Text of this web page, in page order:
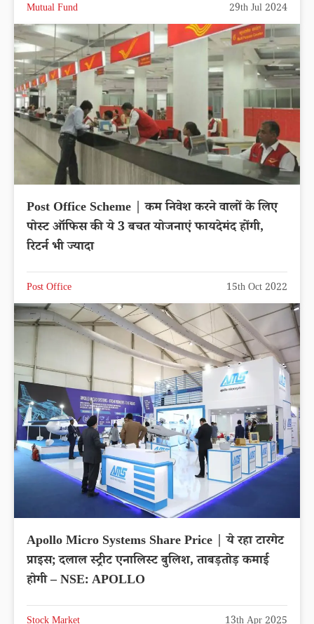
Mutual Fund 29th Jul 2024
Post Office Scheme | कम निवेश करने वालों के लिए
पोस्ट ऑफिस की ये 3 बचत योजनाएं फायदेमंद होंगी,
रिटर्न भी ज्यादा
Post Office 15th Oct 2022
Apollo Micro Systems Share Price | ये रहा टारगेट
प्राइस; दलाल स्ट्रीट एनालिस्ट बुलिश, ताबड़तोड़ कमाई
होगी – NSE: APOLLO